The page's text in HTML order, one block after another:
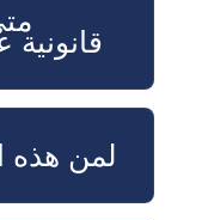
لمن هذه